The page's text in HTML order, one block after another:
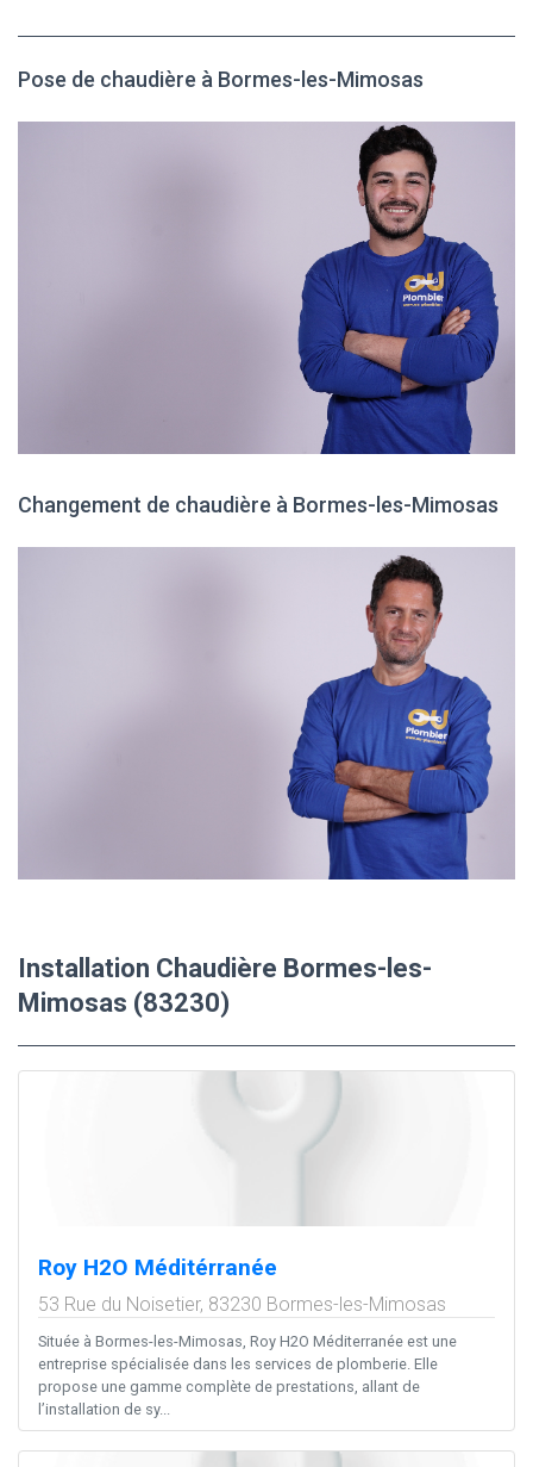
Pose de chaudière à Bormes-les-Mimosas
Changement de chaudière à Bormes-les-Mimosas
Installation Chaudière Bormes-les-
Mimosas (83230)
Roy H2O Méditérranée
53 Rue du Noisetier, 83230 Bormes-les-Mimosas
Située à Bormes-les-Mimosas, Roy H2O Méditerranée est une
entreprise spécialisée dans les services de plomberie. Elle
propose une gamme complète de prestations, allant de
l’installation de sy...